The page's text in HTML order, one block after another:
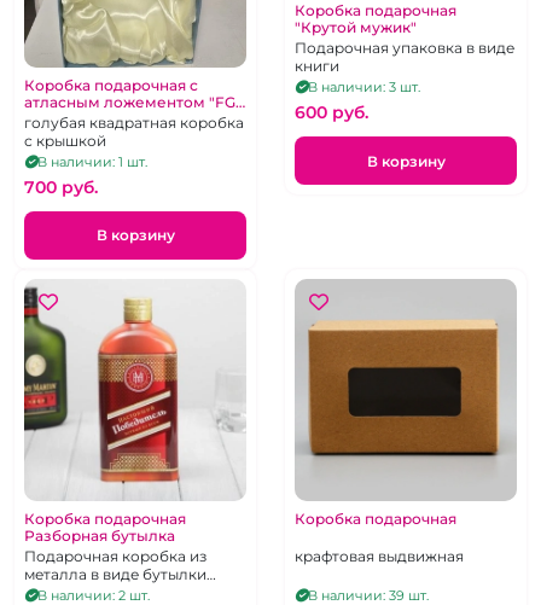
Коробка подарочная с
атласным ложементом "FG"
цвет Тиффани
голубая квадратная коробка
с крышкой
В наличии: 1 шт.
700 pуб.
В корзину
Коробка подарочная
"Крутой мужик"
Подарочная упаковка в виде
книги
В наличии: 3 шт.
600 pуб.
В корзину
Коробка подарочная
Разборная бутылка
Подарочная коробка из
металла в виде бутылки
коньяка
В наличии: 2 шт.
Коробка подарочная
крафтовая выдвижная
В наличии: 39 шт.